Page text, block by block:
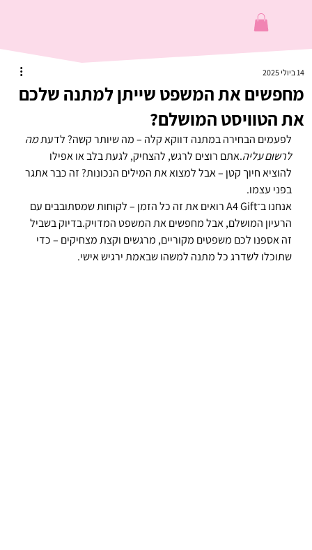
מחפשים את המשפט שייתן למתנה שלכם
את הטוויסט המושלם?
14 ביולי 2025
לפעמים הבחירה במתנה דווקא קלה – מה שיותר קשה? לדעת מה
לרשום עליה.אתם רוצים לרגש, להצחיק, לגעת בלב או אפילו
להוציא חיוך קטן – אבל למצוא את המילים הנכונות? זה כבר אתגר
בפני עצמו.
אנחנו ב־A4 Gift רואים את זה כל הזמן – לקוחות שמסתובבים עם
הרעיון המושלם, אבל מחפשים את המשפט המדויק.בדיוק בשביל
זה אספנו לכם משפטים מקוריים, מרגשים וקצת מצחיקים – כדי
שתוכלו לשדרג כל מתנה למשהו שבאמת ירגיש אישי.